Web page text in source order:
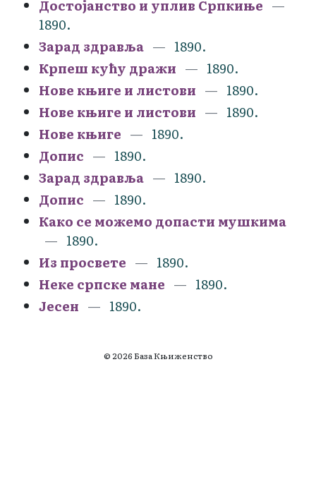
Достојанство и уплив Српкиње
1890.
Зарад здравља
1890.
Крпеш кућу дражи
1890.
Нове књиге и листови
1890.
Нове књиге и листови
1890.
Нове књиге
1890.
Допис
1890.
Зарад здравља
1890.
Допис
1890.
Како се можемо допасти мушкима
1890.
Из просвете
1890.
Неке српске мане
1890.
Јесен
1890.
© 2026 База Књиженство